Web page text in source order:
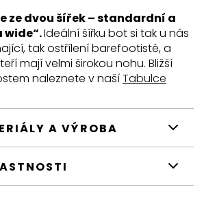
ze dvou šířek – standardní a
wide“.Ideální šířku bot si tak u nás
tak ostřílení barefootisté, a
mají velmi širokou nohu. Bližší
naleznete v našíTabulce
A VÝROBA